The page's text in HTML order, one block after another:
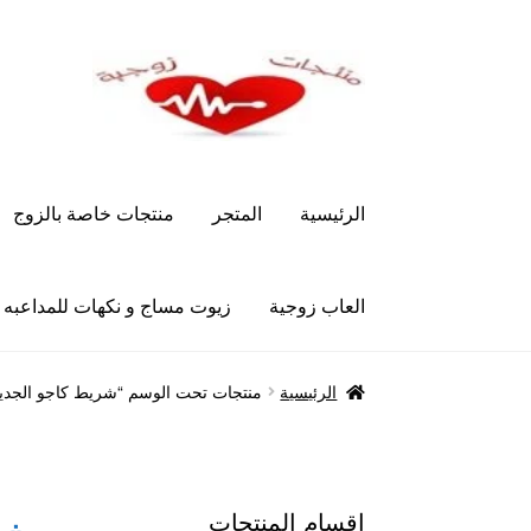
Skip
to
navigation
Skip
to
الرئيسية المتجر منتجات خاصة بالزوج
العاب زوجية زيوت مساج و نكهات للمداعبه
الرئيسية Let’s Keep In Touch أدوية تكبير و
علاج سرعة القذف
الرئيسية منتجات تحت الوسم “شريط كاجو الجديد 125 مج
اقسام المنتجات